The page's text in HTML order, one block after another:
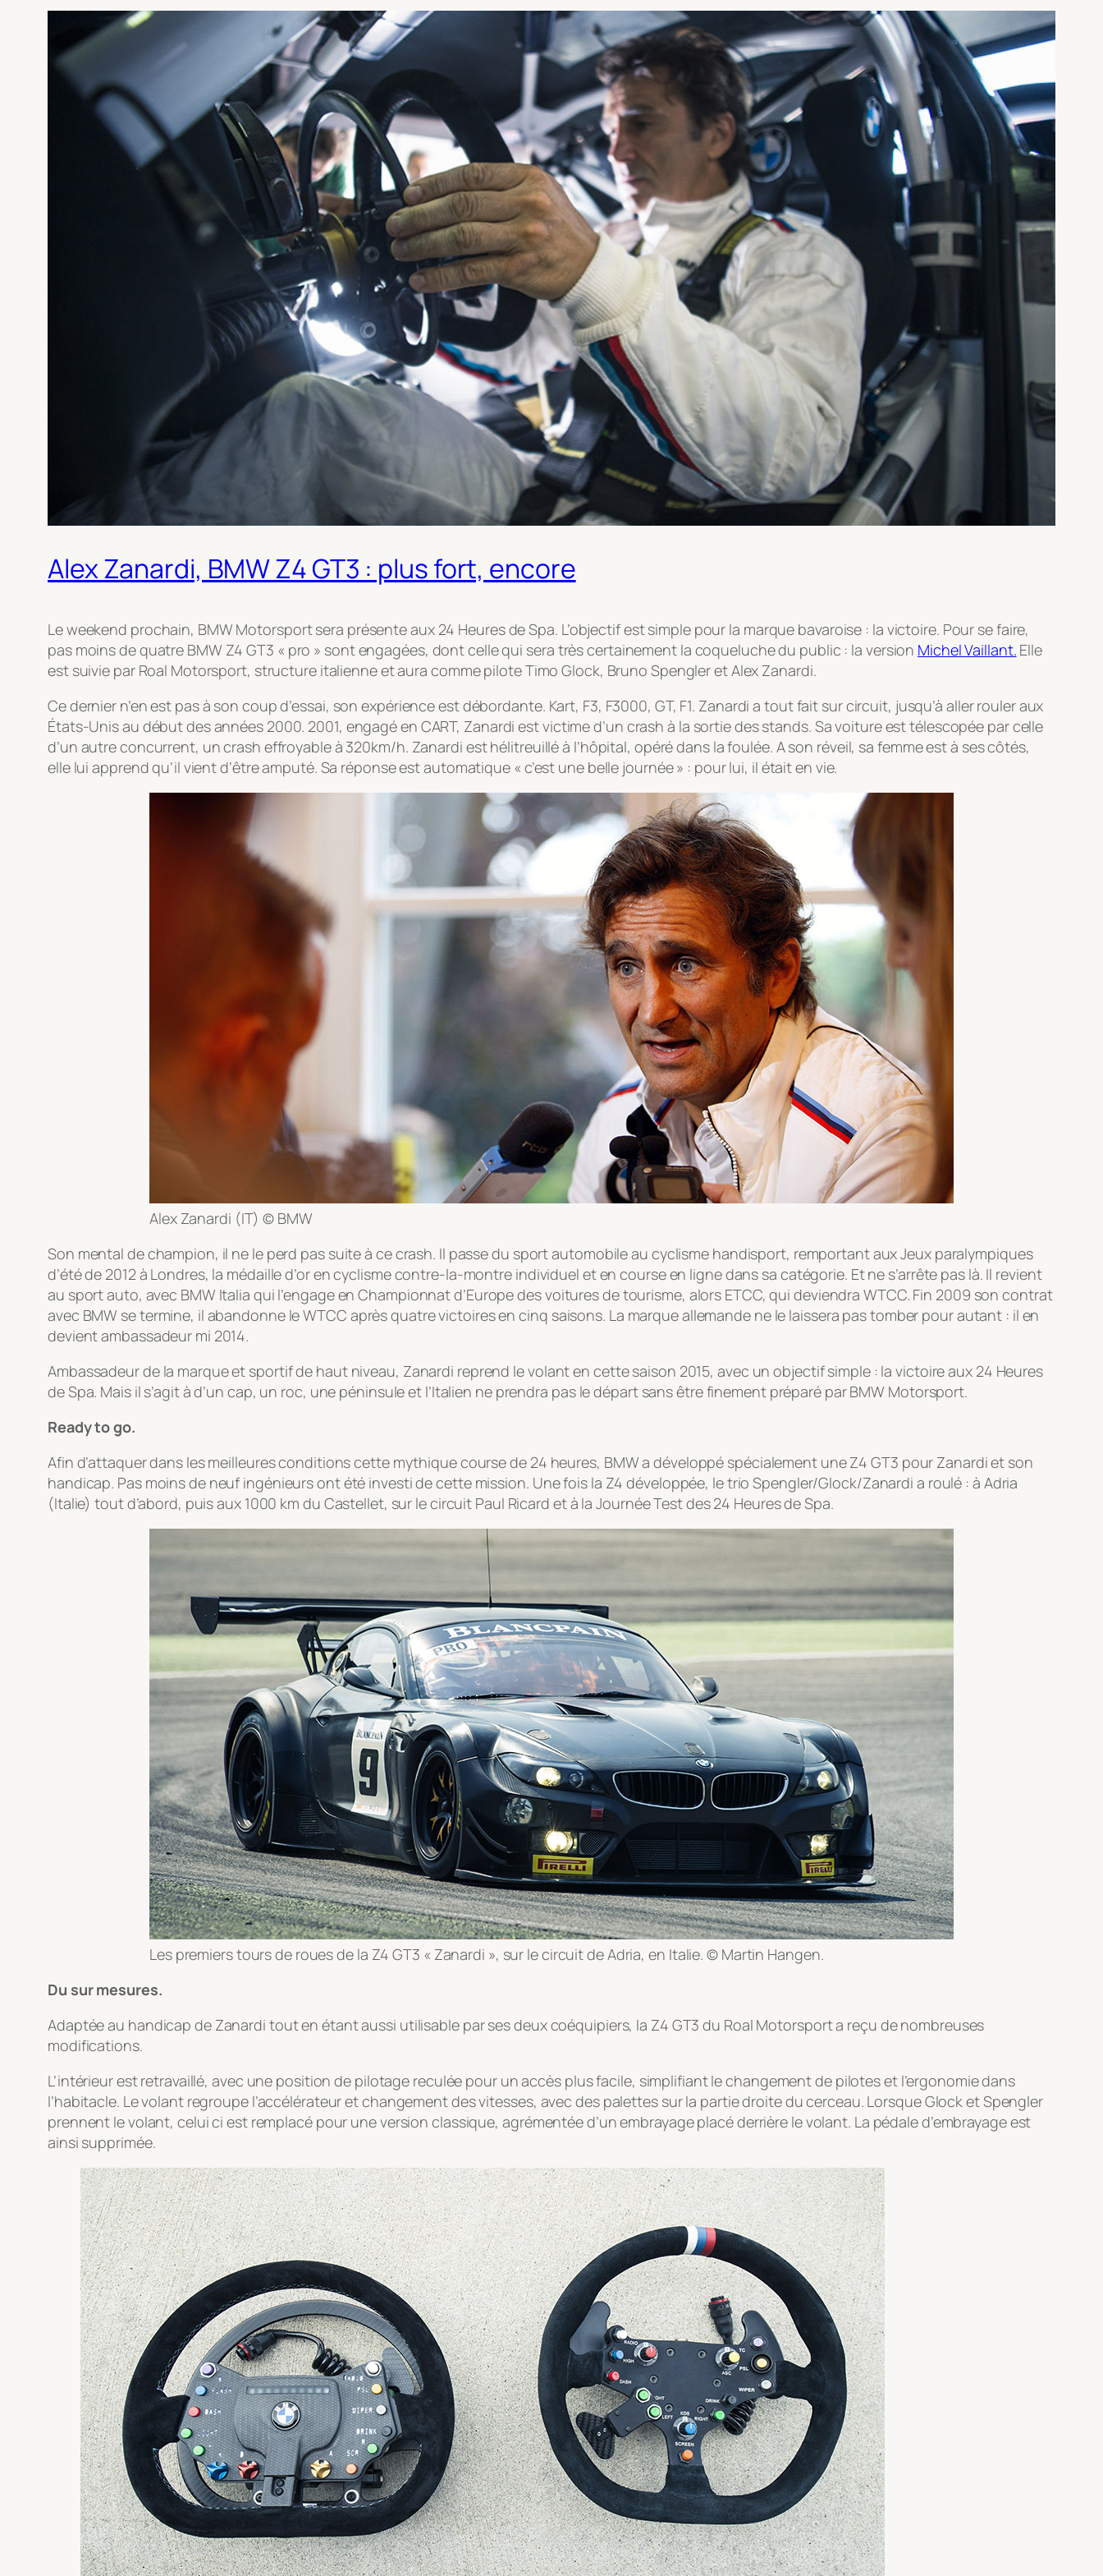
Alex Zanardi, BMW Z4 GT3 : plus fort, encore
Le weekend prochain, BMW Motorsport sera présente aux 24 Heures de Spa. L’objectif est simple pour la marque bavaroise : la victoire. Pour se faire,
pas moins de quatre BMW Z4 GT3 « pro » sont engagées, dont celle qui sera très certainement la coqueluche du public : la version Michel Vaillant. Elle
est suivie par Roal Motorsport, structure italienne et aura comme pilote Timo Glock, Bruno Spengler et Alex Zanardi.
Ce dernier n’en est pas à son coup d’essai, son expérience est débordante. Kart, F3, F3000, GT, F1. Zanardi a tout fait sur circuit, jusqu’à aller rouler aux
États-Unis au début des années 2000. 2001, engagé en CART, Zanardi est victime d’un crash à la sortie des stands. Sa voiture est télescopée par celle
d’un autre concurrent, un crash effroyable à 320km/h. Zanardi est hélitreuillé à l’hôpital, opéré dans la foulée. A son réveil, sa femme est à ses côtés,
elle lui apprend qu’il vient d’être amputé. Sa réponse est automatique « c’est une belle journée » : pour lui, il était en vie.
Alex Zanardi (IT) © BMW
Son mental de champion, il ne le perd pas suite à ce crash. Il passe du sport automobile au cyclisme handisport, remportant aux Jeux paralympiques
d’été de 2012 à Londres, la médaille d’or en cyclisme contre-la-montre individuel et en course en ligne dans sa catégorie. Et ne s’arrête pas là. Il revient
au sport auto, avec BMW Italia qui l’engage en Championnat d’Europe des voitures de tourisme, alors ETCC, qui deviendra WTCC. Fin 2009 son contrat
avec BMW se termine, il abandonne le WTCC après quatre victoires en cinq saisons. La marque allemande ne le laissera pas tomber pour autant : il en
devient ambassadeur mi 2014.
Ambassadeur de la marque et sportif de haut niveau, Zanardi reprend le volant en cette saison 2015, avec un objectif simple : la victoire aux 24 Heures
de Spa. Mais il s’agit à d’un cap, un roc, une péninsule et l’Italien ne prendra pas le départ sans être finement préparé par BMW Motorsport.
Ready to go.
Afin d’attaquer dans les meilleures conditions cette mythique course de 24 heures, BMW a développé spécialement une Z4 GT3 pour Zanardi et son
handicap. Pas moins de neuf ingénieurs ont été investi de cette mission. Une fois la Z4 développée, le trio Spengler/Glock/Zanardi a roulé : à Adria
(Italie) tout d’abord, puis aux 1000 km du Castellet, sur le circuit Paul Ricard et à la Journée Test des 24 Heures de Spa.
Les premiers tours de roues de la Z4 GT3 « Zanardi », sur le circuit de Adria, en Italie. © Martin Hangen.
Du sur mesures.
Adaptée au handicap de Zanardi tout en étant aussi utilisable par ses deux coéquipiers, la Z4 GT3 du Roal Motorsport a reçu de nombreuses
modifications.
L’intérieur est retravaillé, avec une position de pilotage reculée pour un accès plus facile, simplifiant le changement de pilotes et l’ergonomie dans
l’habitacle. Le volant regroupe l’accélérateur et changement des vitesses, avec des palettes sur la partie droite du cerceau. Lorsque Glock et Spengler
prennent le volant, celui ci est remplacé pour une version classique, agrémentée d’un embrayage placé derrière le volant. La pédale d’embrayage est
ainsi supprimée.